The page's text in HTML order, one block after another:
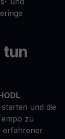
tun
und die
zu
erfahrener